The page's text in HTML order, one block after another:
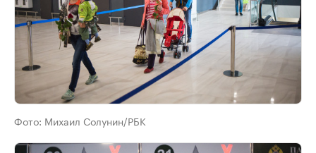
Фото: Михаил Солунин/РБК